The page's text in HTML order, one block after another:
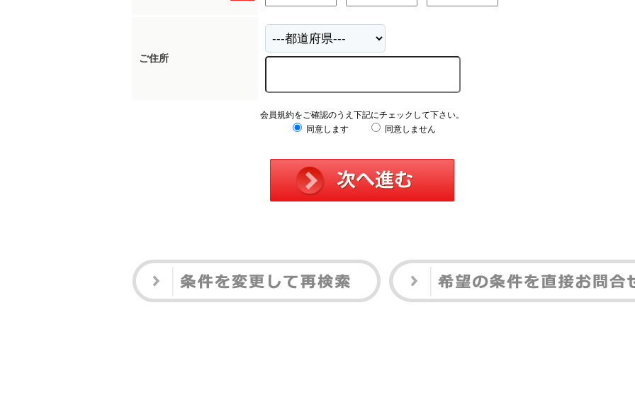
ご住所
会員規約をご確認のうえ下記にチェックして下さい。
同意します
同意しません